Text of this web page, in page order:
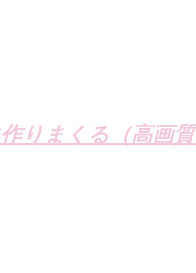
りまくる（高画